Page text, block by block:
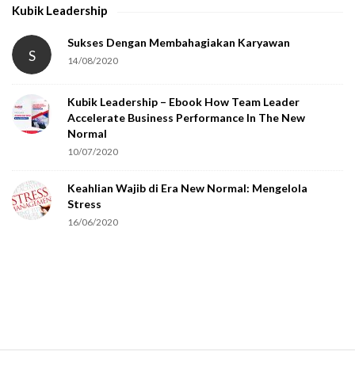
Kubik Leadership
S
Sukses Dengan Membahagiakan Karyawan
14/08/2020
Kubik Leadership – Ebook How Team Leader
Accelerate Business Performance In The New
Normal
10/07/2020
Keahlian Wajib di Era New Normal: Mengelola
Stress
16/06/2020